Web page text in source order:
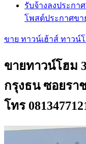
รับจ้างลงประกา
โพสต์ประกาศข
ขาย ทาวน์เฮ้าส์ ทาวน์
ขายทาวน์โฮม
กรุงธน ซอยรา
โทร